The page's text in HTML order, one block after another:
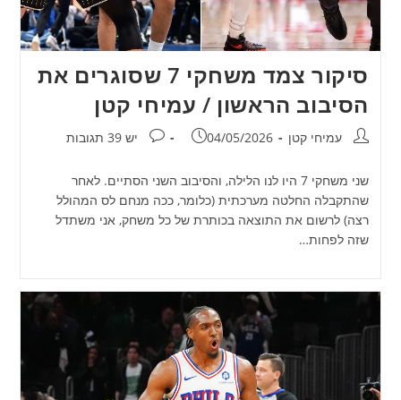
סיקור צמד משחקי 7 שסוגרים את
הסיבוב הראשון / עמיחי קטן
מחבר:עמיחי קטן פורסם:
04/05/2026 תגובות:
יש 39 תגובות
שני משחקי 7 היו לנו הלילה, והסיבוב השני הסתיים. לאחר
שהתקבלה החלטה מערכתית (כלומר, ככה מנחם לס המהולל
רצה) לרשום את התוצאה בכותרת של כל משחק, אני משתדל
שזה לפחות…